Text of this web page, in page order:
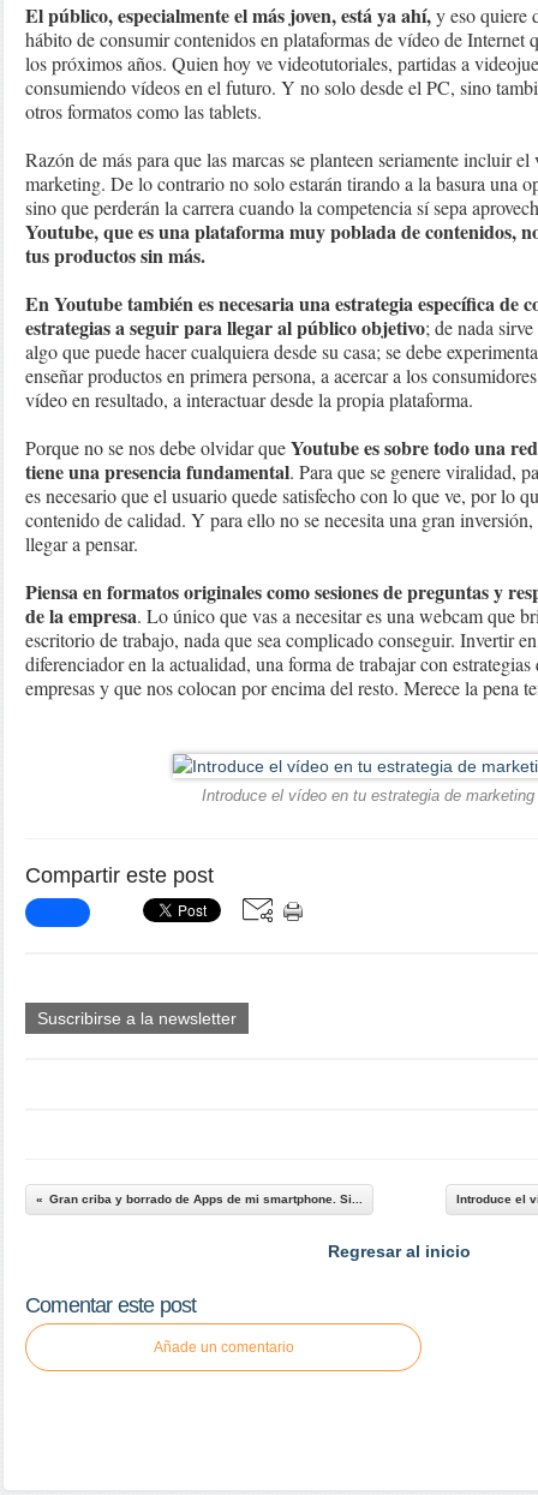
El público, especialmente el más joven, está ya ahí,y eso quiere
hábito de consumir contenidos en plataformas de vídeo de Internet
los próximos años. Quien hoy ve videotutoriales, partidas a
consumiendo vídeos en el futuro. Y no solo desde el PC, sino
otros formatos como las tablets.
Razón de más para que las marcas se planteen seriamente incluir
marketing. De lo contrario no solo estarán tirando a la basura una
sino que perderán la carrera cuando la competencia sí sepa
Youtube, que es una plataforma muy poblada de contenidos,
tus productos sin más.
En Youtube también es necesaria una estrategia específica de
estrategias a seguir para llegar al público objetivo; de nada
algo que puede hacer cualquiera desde su casa; se debe
enseñar productos en primera persona, a acercar a los
vídeo en resultado, a interactuar desde la propia plataforma.
Porque no se nos debe olvidar queYoutube es sobre todo una
tiene una presencia fundamental. Para que se genere viralidad,
es necesario que el usuario quede satisfecho con lo que ve, por lo
contenido de calidad. Y para ello no se necesita una gran
llegar a pensar.
Piensa en formatos originales como sesiones de preguntas y
de la empresa. Lo único que vas a necesitar es una webcam que
escritorio de trabajo, nada que sea complicado conseguir. Invertir
diferenciador en la actualidad, una forma de trabajar con
empresas y que nos colocan por encima del resto. Merece la pena
Introduce el vídeo en tu estrategia de marketing
Compartir este post
Suscribirse a la newsletter
Gran criba y borrado de Apps de mi smartphone. Si... Introduce el
Regresar al inicio
Comentar este post
Añade un comentario